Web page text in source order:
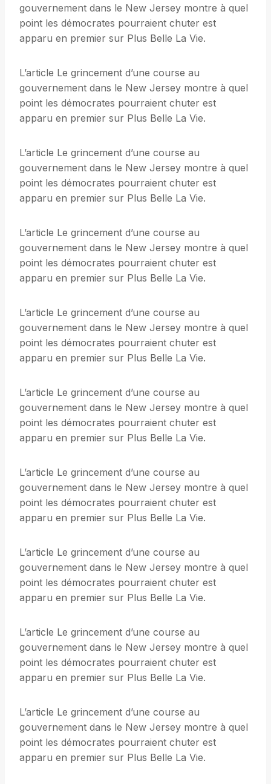
gouvernement dans le New Jersey montre à quel
point les démocrates pourraient chuter est
apparu en premier sur Plus Belle La Vie.
L’article Le grincement d’une course au
gouvernement dans le New Jersey montre à quel
point les démocrates pourraient chuter est
apparu en premier sur Plus Belle La Vie.
L’article Le grincement d’une course au
gouvernement dans le New Jersey montre à quel
point les démocrates pourraient chuter est
apparu en premier sur Plus Belle La Vie.
L’article Le grincement d’une course au
gouvernement dans le New Jersey montre à quel
point les démocrates pourraient chuter est
apparu en premier sur Plus Belle La Vie.
L’article Le grincement d’une course au
gouvernement dans le New Jersey montre à quel
point les démocrates pourraient chuter est
apparu en premier sur Plus Belle La Vie.
L’article Le grincement d’une course au
gouvernement dans le New Jersey montre à quel
point les démocrates pourraient chuter est
apparu en premier sur Plus Belle La Vie.
L’article Le grincement d’une course au
gouvernement dans le New Jersey montre à quel
point les démocrates pourraient chuter est
apparu en premier sur Plus Belle La Vie.
L’article Le grincement d’une course au
gouvernement dans le New Jersey montre à quel
point les démocrates pourraient chuter est
apparu en premier sur Plus Belle La Vie.
L’article Le grincement d’une course au
gouvernement dans le New Jersey montre à quel
point les démocrates pourraient chuter est
apparu en premier sur Plus Belle La Vie.
L’article Le grincement d’une course au
gouvernement dans le New Jersey montre à quel
point les démocrates pourraient chuter est
apparu en premier sur Plus Belle La Vie.